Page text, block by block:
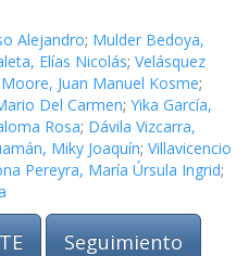
Alejandro; Mulder Bedoya,
Elías Nicolás; Velásquez
Juan Manuel Kosme;
Del Carmen; Yika García,
Rosa; Dávila Vizcarra,
Miky Joaquín; Villavicencio
Pereyra, María Úrsula Ingrid;
Seguimiento